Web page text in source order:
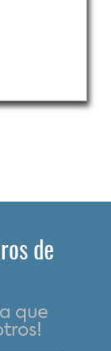
de
que